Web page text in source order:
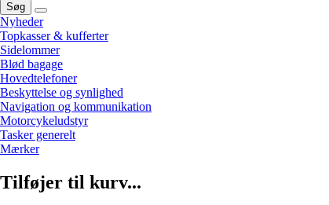
Søg
Nyheder
Topkasser & kufferter
Sidelommer
Blød bagage
Hovedtelefoner
Beskyttelse og synlighed
Navigation og kommunikation
Motorcykeludstyr
Tasker generelt
Mærker
Tilføjer til kurv...